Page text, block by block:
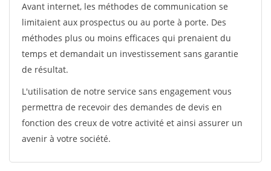
Avant internet, les méthodes de communication se
limitaient aux prospectus ou au porte à porte. Des
méthodes plus ou moins efficaces qui prenaient du
temps et demandait un investissement sans garantie
de résultat.
L'utilisation de notre service sans engagement vous
permettra de recevoir des demandes de devis en
fonction des creux de votre activité et ainsi assurer un
avenir à votre société.